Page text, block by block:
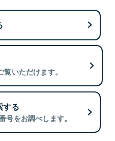
いただけます。
する
号をお調べします。